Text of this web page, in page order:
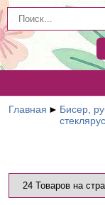
Главная ► Бисер,
стеклярус